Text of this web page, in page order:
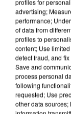
7h56
advertising;
performance;
of data from
profiles to
content; Use
detect fraud, and
Save and
process personal
following
requested; Use
other data sources;